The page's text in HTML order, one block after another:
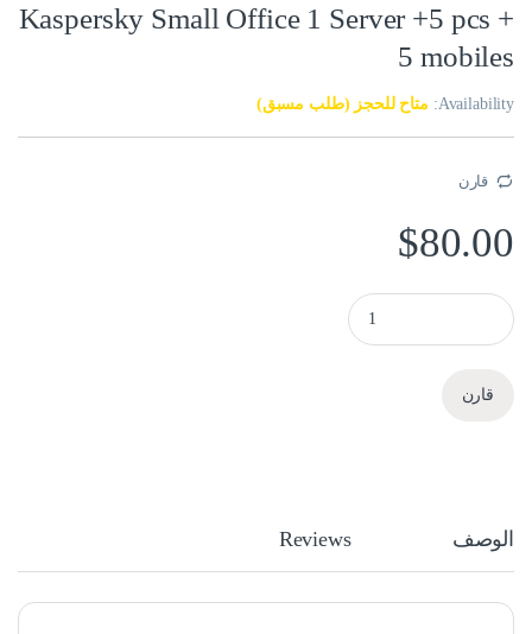
Kaspersky Small Office 1 Server +5 pcs +
5 mobiles
Availability: متاح للحجز (طلب مسبق)
قارن
$80.00
Kaspersky Small Office 1 Server +5 pcs + 5 mobiles quantity
قارن
الوصف Reviews